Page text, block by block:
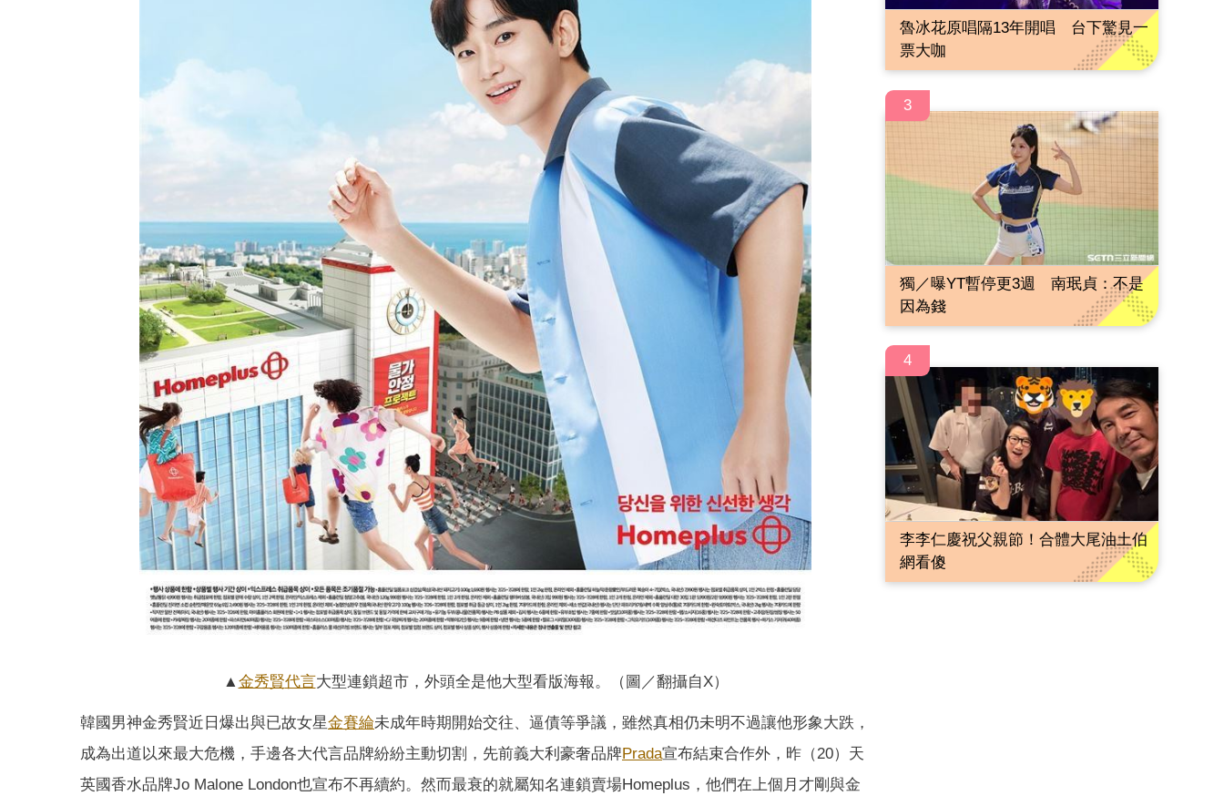
▲金秀賢代言大型連鎖超市，外頭全是他大型看版海報。（圖／翻攝自X）
韓國男神金秀賢近日爆出與已故女星金賽綸未成年時期開始交往、逼債等爭議，雖然真相仍未明不過讓他形象大跌，
成為出道以來最大危機，手邊各大代言品牌紛紛主動切割，先前義大利豪奢品牌Prada宣布結束合作外，昨（20）天
英國香水品牌Jo Malone London也宣布不再續約。然而最衰的就屬知名連鎖賣場Homeplus，他們在上個月才剛與金
魯冰花原唱隔13年開唱 台下驚見一
票大咖
3
獨／曝YT暫停更3週 南珉貞：不是
因為錢
4
李李仁慶祝父親節！合體大尾油土伯
網看傻